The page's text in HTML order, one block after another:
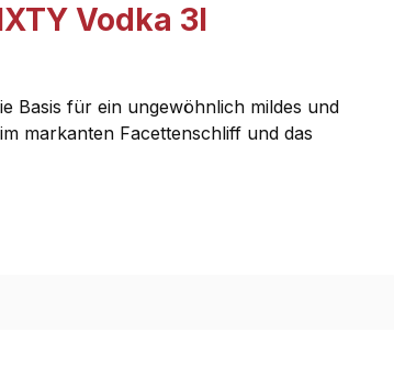
Vodka 3l
Basis für ein ungewöhnlich mildes und
markanten Facettenschliff und das